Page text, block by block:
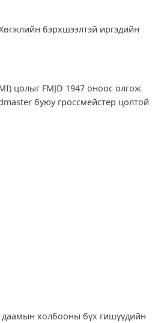
бэрхшээлтэй иргэдийн
цолыг FMJD 1947 оноос олгож
буюу гроссмейстер цолтой
даамын холбооны бүх гишүүдийн